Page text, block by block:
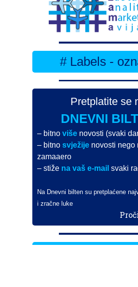
# Labels -
Pretplatite se
DNEVNI
– bitnoviše novosti (svaki
– bitnosvježije novosti nego
zamaaero
– stiže na vaš e-mail svaki
Na Dnevni bilten su pretplaćene
i zračne luke